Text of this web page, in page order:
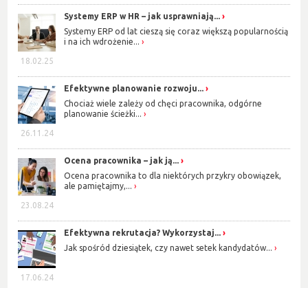
18.02.25
Systemy ERP w HR – jak usprawniają...
Systemy ERP od lat cieszą się coraz większą popularnością
i na ich wdrożenie...
26.11.24
Efektywne planowanie rozwoju...
Chociaż wiele zależy od chęci pracownika, odgórne
planowanie ścieżki...
23.08.24
Ocena pracownika – jak ją...
Ocena pracownika to dla niektórych przykry obowiązek,
ale pamiętajmy,...
17.06.24
Efektywna rekrutacja? Wykorzystaj...
Jak spośród dziesiątek, czy nawet setek kandydatów...